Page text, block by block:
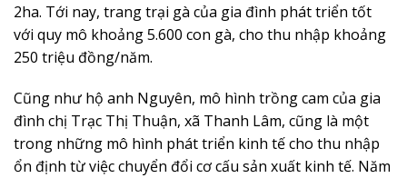
2ha. Tới nay, trang trại gà của gia đình phát triển tốt
với quy mô khoảng 5.600 con gà, cho thu nhập khoảng
250 triệu đồng/năm.
Cũng như hộ anh Nguyên, mô hình trồng cam của gia
đình chị Trạc Thị Thuận, xã Thanh Lâm, cũng là một
trong những mô hình phát triển kinh tế cho thu nhập
ổn định từ việc chuyển đổi cơ cấu sản xuất kinh tế. Năm